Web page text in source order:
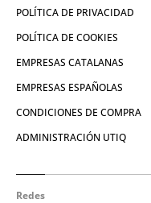
POLÍTICA DE PRIVACIDAD
POLÍTICA DE COOKIES
EMPRESAS CATALANAS
EMPRESAS ESPAÑOLAS
CONDICIONES DE COMPRA
ADMINISTRACIÓN UTIQ
Redes